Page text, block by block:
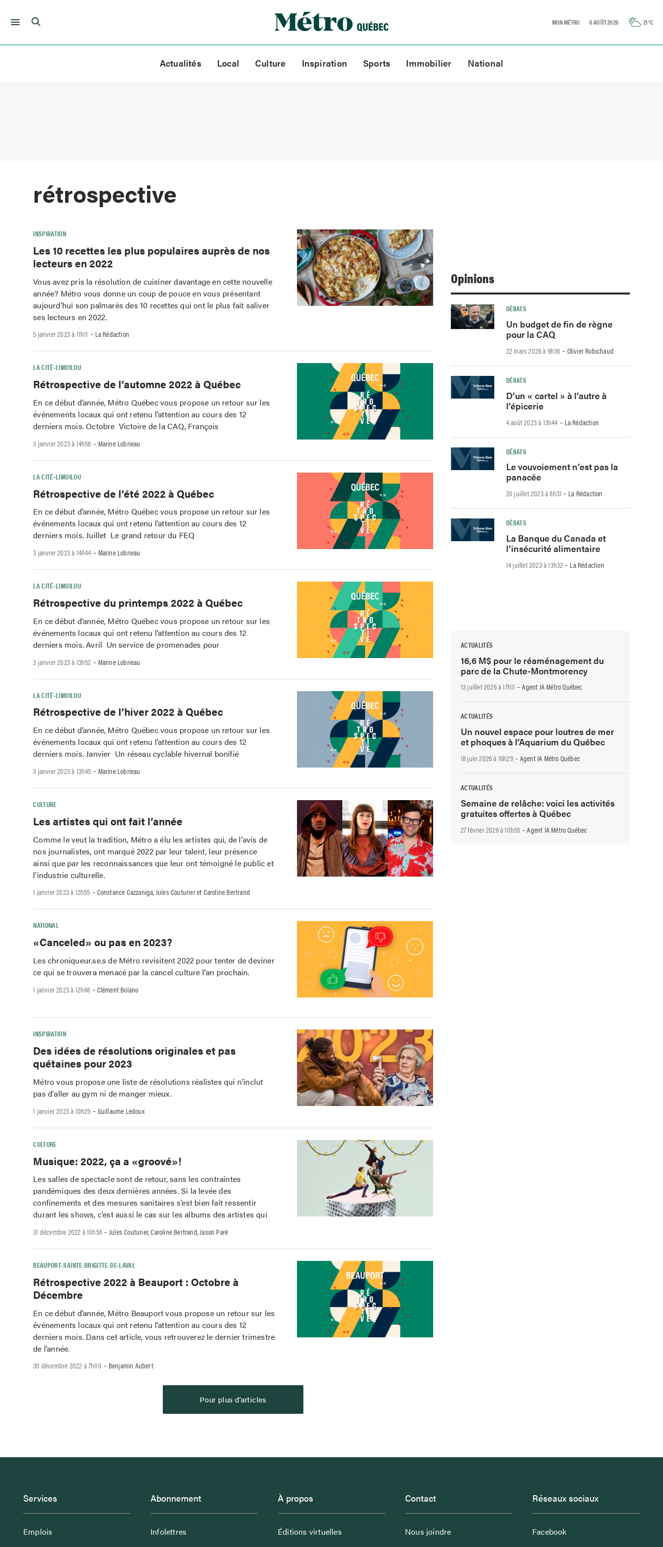
Skip
MON MÉTRO 6 AOÛT 2026 21°C
Actualités Local Culture Inspiration Sports Immobilier National
rétrospective
INSPIRATION
Les 10 recettes les plus populaires auprès de nos
lecteurs en 2022
Vous avez pris la résolution de cuisiner davantage en cette nouvelle
année? Métro vous donne un coup de pouce en vous présentant
aujourd’hui son palmarès des 10 recettes qui ont le plus fait saliver
ses lecteurs en 2022.
5 janvier 2023 à 11h11 - La Rédaction
LA CITÉ–LIMOILOU
Rétrospective de l’automne 2022 à Québec
En ce début d’année, Métro Québec vous propose un retour sur les
événements locaux qui ont retenu l’attention au cours des 12
derniers mois. Octobre Victoire de la CAQ, François
3 janvier 2023 à 14h56 - Marine Lobrieau
LA CITÉ–LIMOILOU
Rétrospective de l’été 2022 à Québec
En ce début d’année, Métro Québec vous propose un retour sur les
événements locaux qui ont retenu l’attention au cours des 12
derniers mois. Juillet Le grand retour du FEQ
3 janvier 2023 à 14h44 - Marine Lobrieau
LA CITÉ–LIMOILOU
Rétrospective du printemps 2022 à Québec
En ce début d’année, Métro Québec vous propose un retour sur les
événements locaux qui ont retenu l’attention au cours des 12
derniers mois. Avril Un service de promenades pour
3 janvier 2023 à 13h52 - Marine Lobrieau
LA CITÉ–LIMOILOU
Rétrospective de l’hiver 2022 à Québec
En ce début d’année, Métro Québec vous propose un retour sur les
événements locaux qui ont retenu l’attention au cours des 12
derniers mois. Janvier Un réseau cyclable hivernal bonifié
3 janvier 2023 à 13h45 - Marine Lobrieau
CULTURE
Les artistes qui ont fait l’année
Comme le veut la tradition, Métro a élu les artistes qui, de l'avis de
nos journalistes, ont marqué 2022 par leur talent, leur présence
ainsi que par les reconnaissances que leur ont témoigné le public et
l'industrie culturelle.
1 janvier 2023 à 12h55 -Constance Cazzaniga, Jules Couturier et Caroline Bertrand
NATIONAL
«Canceled» ou pas en 2023?
Les chroniqueur.se.s de Métro revisitent 2022 pour tenter de deviner
ce qui se trouvera menacé par la cancel culture l'an prochain.
1 janvier 2023 à 12h48 -Clément Bolano
INSPIRATION
Des idées de résolutions originales et pas
quétaines pour 2023
Métro vous propose une liste de résolutions réalistes qui n’inclut
pas d'aller au gym ni de manger mieux.
1 janvier 2023 à 10h25 -Guillaume Ledoux
CULTURE
Musique: 2022, ça a «groové»!
Les salles de spectacle sont de retour, sans les contraintes
pandémiques des deux dernières années. Si la levée des
confinements et des mesures sanitaires s’est bien fait ressentir
durant les shows, c’est aussi le cas sur les albums des artistes qui
31 décembre 2022 à 10h56 -Jules Couturier, Caroline Bertrand, Jason Paré
BEAUPORT–SAINTE-BRIGITTE-DE-LAVAL
Rétrospective 2022 à Beauport : Octobre à
Décembre
En ce début d’année, Métro Beauport vous propose un retour sur les
événements locaux qui ont retenu l’attention au cours des 12
derniers mois. Dans cet article, vous retrouverez le dernier trimestre
de l’année.
30 décembre 2022 à 7h00 - Benjamin Aubert
Pour plus d’articles
Opinions
DÉBATS
Un budget de fin de règne
pour la CAQ
22 mars 2026 à 9h36 -Olivier Robichaud
DÉBATS
D’un « cartel » à l’autre à
l’épicerie
4 août 2023 à 13h44 - La Rédaction
DÉBATS
Le vouvoiement n’est pas la
panacée
20 juillet 2023 à 6h31 - La Rédaction
DÉBATS
La Banque du Canada et
l’insécurité alimentaire
14 juillet 2023 à 13h32 - La Rédaction
ACTUALITÉS
16,6 M$ pour le réaménagement du
parc de la Chute-Montmorency
13 juillet 2026 à 17h11 -Agent IA Métro Québec
ACTUALITÉS
Un nouvel espace pour loutres de mer
et phoques à l’Aquarium du Québec
18 juin 2026 à 16h29-Agent IA Métro Québec
ACTUALITÉS
Semaine de relâche: voici les activités
gratuites offertes à Québec
27 février 2026 à 10h55 -Agent IA Métro Québec
Services
Emplois
Abonnement
Infolettres
À propos
Éditions virtuelles
Contact
Nous joindre
Réseaux sociaux
Facebook